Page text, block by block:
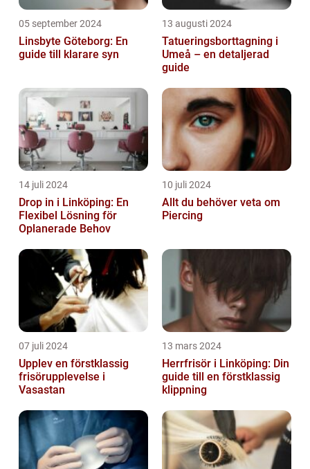
05 september 2024
Linsbyte Göteborg: En
guide till klarare syn
13 augusti 2024
Tatueringsborttagning i
Umeå – en detaljerad
guide
14 juli 2024
Drop in i Linköping: En
Flexibel Lösning för
Oplanerade Behov
10 juli 2024
Allt du behöver veta om
Piercing
07 juli 2024
Upplev en förstklassig
frisörupplevelse i
Vasastan
13 mars 2024
Herrfrisör i Linköping: Din
guide till en förstklassig
klippning